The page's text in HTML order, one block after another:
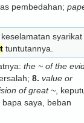
pembedahan;
syarikat
tuntutannya.
the ~ of the
8. value or
of great ~ ,
bapa saya, beban